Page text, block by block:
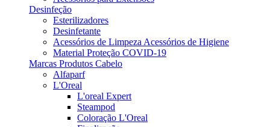
Desinfeção
Esterilizadores
Desinfetante
Acessórios de Limpeza Acessórios de Higiene
Material Proteção COVID-19
Marcas Produtos Cabelo
Alfaparf
L'Oreal
L'oreal Expert
Steampod
Coloração L'Oreal